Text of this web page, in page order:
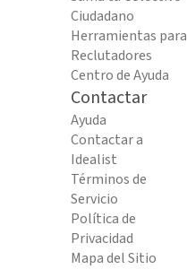
Ciudadano
Herramientas para
Reclutadores
Centro de Ayuda
Contactar
Ayuda
Contactar a
Idealist
Términos de
Servicio
Política de
Privacidad
Mapa del Sitio